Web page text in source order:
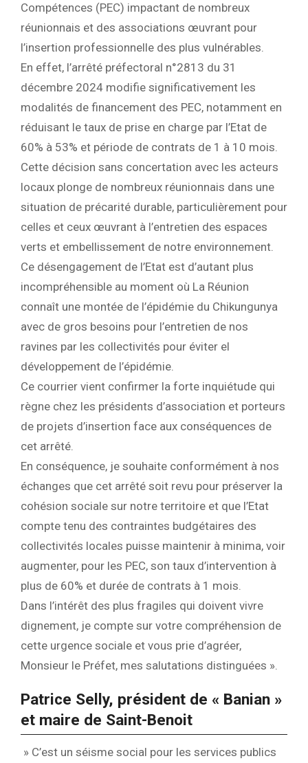
Compétences (PEC) impactant de nombreux
réunionnais et des associations œuvrant pour
l’insertion professionnelle des plus vulnérables.
En effet, l’arrêté préfectoral n°2813 du 31
décembre 2024 modifie significativement les
modalités de financement des PEC, notamment en
réduisant le taux de prise en charge par l’Etat de
60% à 53% et période de contrats de 1 à 10 mois.
Cette décision sans concertation avec les acteurs
locaux plonge de nombreux réunionnais dans une
situation de précarité durable, particulièrement pour
celles et ceux œuvrant à l’entretien des espaces
verts et embellissement de notre environnement.
Ce désengagement de l’Etat est d’autant plus
incompréhensible au moment où La Réunion
connaît une montée de l’épidémie du Chikungunya
avec de gros besoins pour l’entretien de nos
ravines par les collectivités pour éviter el
développement de l’épidémie.
Ce courrier vient confirmer la forte inquiétude qui
règne chez les présidents d’association et porteurs
de projets d’insertion face aux conséquences de
cet arrêté.
En conséquence, je souhaite conformément à nos
échanges que cet arrêté soit revu pour préserver la
cohésion sociale sur notre territoire et que l’Etat
compte tenu des contraintes budgétaires des
collectivités locales puisse maintenir à minima, voir
augmenter, pour les PEC, son taux d’intervention à
plus de 60% et durée de contrats à 1 mois.
Dans l’intérêt des plus fragiles qui doivent vivre
dignement, je compte sur votre compréhension de
cette urgence sociale et vous prie d’agréer,
Monsieur le Préfet, mes salutations distinguées ».
Patrice Selly, président de « Banian »
et maire de Saint-Benoit
» C’est un séisme social pour les services publics